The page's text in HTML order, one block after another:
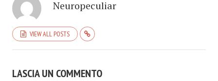
Neuropeculiar
VIEW ALL POSTS
LASCIA UN COMMENTO